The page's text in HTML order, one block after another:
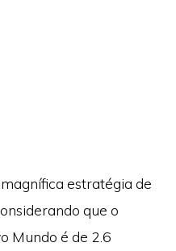
estratégia de
que o
Mundo é de 2.6